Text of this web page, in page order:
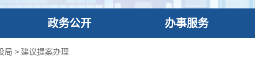
政务公开 办事服务
局 > 建议提案办理